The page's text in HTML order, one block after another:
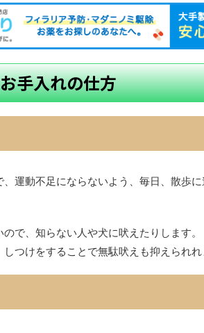
手入れの仕方
運動不足にならないよう、毎日、散歩
で、知らない人や犬に吠えたりします。
つけをすることで無駄吠えも抑えられれ